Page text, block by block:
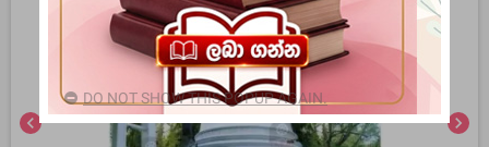
chevron_left chevron_right
DO NOT SHOW THIS POPUP AGAIN.